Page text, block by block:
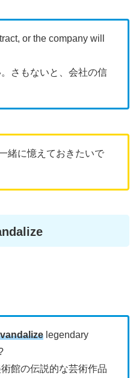
or the company will
さもないと、会社の信
緒に憶えておきたいで
vandalize legendary
館の伝説的な芸術作品